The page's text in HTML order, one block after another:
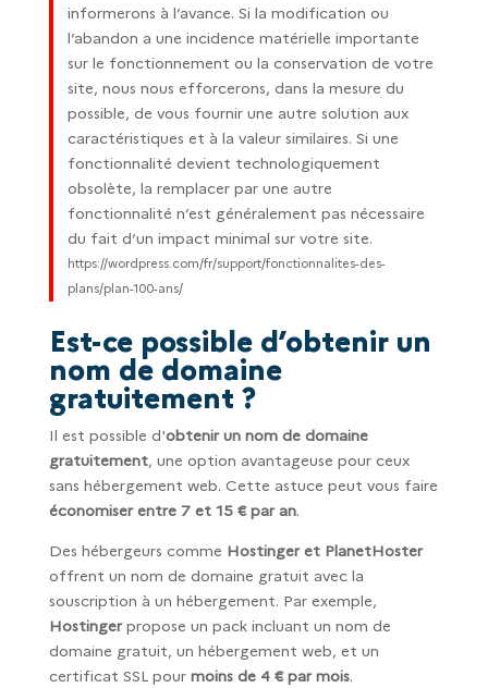
informerons à l’avance. Si la modification ou
l’abandon a une incidence matérielle importante
sur le fonctionnement ou la conservation de votre
site, nous nous efforcerons, dans la mesure du
possible, de vous fournir une autre solution aux
caractéristiques et à la valeur similaires. Si une
fonctionnalité devient technologiquement
obsolète, la remplacer par une autre
fonctionnalité n’est généralement pas nécessaire
du fait d’un impact minimal sur votre site.
https://wordpress.com/fr/support/fonctionnalites-des-
plans/plan-100-ans/
Est-ce possible d’obtenir un
nom de domaine
gratuitement ?
Il est possible d'obtenir un nom de domaine
gratuitement, une option avantageuse pour ceux
sans hébergement web. Cette astuce peut vous faire
économiser entre 7 et 15 € par an.
Des hébergeurs comme Hostinger et PlanetHoster
offrent un nom de domaine gratuit avec la
souscription à un hébergement. Par exemple,
Hostingerpropose un pack incluant un nom de
domaine gratuit, un hébergement web, et un
certificat SSL pour moins de 4 € par mois.